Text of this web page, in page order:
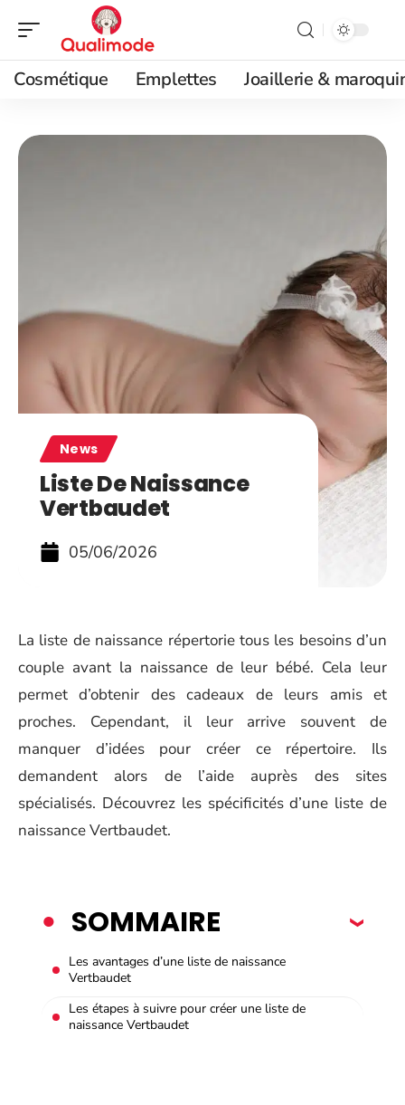
Cosmétique Emplettes Joaillerie &
News
Liste De Naissance
Vertbaudet
05/06/2026
La liste de naissance répertorie tous les besoins d’un
couple avant la naissance de leur bébé. Cela leur
permet d’obtenir des cadeaux de leurs amis et
proches. Cependant, il leur arrive souvent de
manquer d’idées pour créer ce répertoire. Ils
demandent alors de l’aide auprès des sites
spécialisés. Découvrez les spécificités d’une liste de
naissance Vertbaudet.
SOMMAIRE
Les avantages d’une liste de naissance
Vertbaudet
Les étapes à suivre pour créer une liste de
naissance Vertbaudet